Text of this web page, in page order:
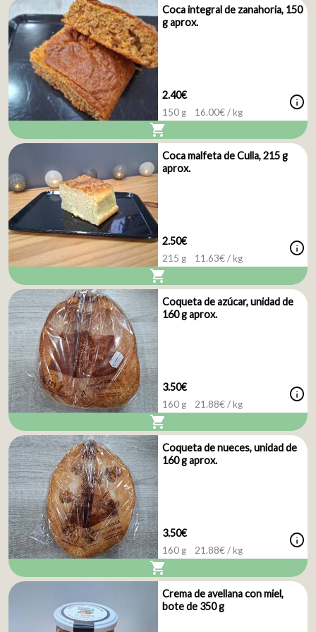
Coca integral de zanahoria, 150
g aprox.
2.40€
150 g 16.00€ / kg info
shopping_cart
Coca malfeta de Culla, 215 g
aprox.
2.50€
215 g 11.63€ / kg info
shopping_cart
Coqueta de azúcar, unidad de
160 g aprox.
3.50€
160 g 21.88€ / kg info
shopping_cart
Coqueta de nueces, unidad de
160 g aprox.
3.50€
160 g 21.88€ / kg info
shopping_cart
Crema de avellana con miel,
bote de 350 g